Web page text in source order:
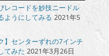
レコードを妙技ニードル
ようにしてみる 2021年5
】センターずれの7インチ
てみた 2021年3月26日